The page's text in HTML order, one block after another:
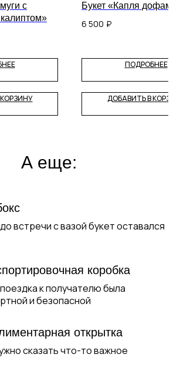
с
Букет «Капля
6 500 ₽
ПОДРОБНЕЕ
ДОБАВИТЬ В
А еще:
встречи с вазой букет оставался
коробка
к получателю была
и безопасной
открытка
сказать что-то важное